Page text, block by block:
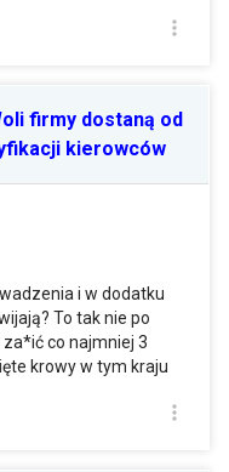
firmy dostaną od
kierowców
i w dodatku
To tak nie po
co najmniej 3
krowy w tym kraju